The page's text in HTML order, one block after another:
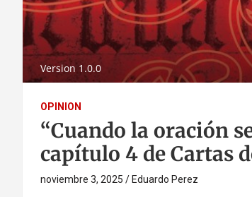
Version 1.0.0
OPINION
“Cuando la oración
capítulo 4 de Cartas
noviembre 3, 2025 Eduardo Perez